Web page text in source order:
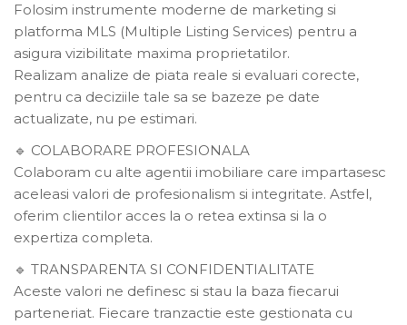
Folosim instrumente moderne de marketing si
platforma MLS (Multiple Listing Services) pentru a
asigura vizibilitate maxima proprietatilor.
Realizam analize de piata reale si evaluari corecte,
pentru ca deciziile tale sa se bazeze pe date
actualizate, nu pe estimari.
🔹 COLABORARE PROFESIONALA
Colaboram cu alte agentii imobiliare care impartasesc
aceleasi valori de profesionalism si integritate. Astfel,
oferim clientilor acces la o retea extinsa si la o
expertiza completa.
🔹 TRANSPARENTA SI CONFIDENTIALITATE
Aceste valori ne definesc si stau la baza fiecarui
parteneriat. Fiecare tranzactie este gestionata cu